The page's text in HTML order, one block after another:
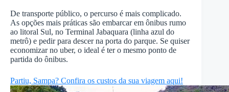
De transporte público, o percurso é mais complicado.
As opções mais práticas são embarcar em ônibus rumo
ao litoral Sul, no Terminal Jabaquara (linha azul do
metrô) e pedir para descer na porta do parque. Se quiser
economizar no uber, o ideal é ter o mesmo ponto de
partida do ônibus.
Partiu, Sampa? Confira os custos da sua viagem aqui!